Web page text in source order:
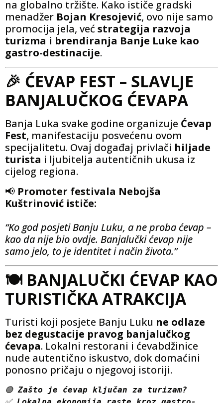
na globalno tržište. Kako ističe gradski
menadžer Bojan Kresojević, ovo nije samo
promocija jela, već strategija razvoja
turizma i brendiranja Banje Luke kao
gastro-destinacije.
🎉 ĆEVAP FEST – SLAVLJE
BANJALUČKOG ĆEVAPA
Banja Luka svake godine organizuje Ćevap
Fest, manifestaciju posvećenu ovom
specijalitetu. Ovaj događaj privlači hiljade
turista i ljubitelja autentičnih ukusa iz
cijelog regiona.
📢 Promoter festivala Nebojša
Kuštrinović ističe:
“Ko god posjeti Banju Luku, a ne proba ćevap –
kao da nije bio ovdje. Banjalučki ćevap nije
samo jelo, to je identitet i način života.”
🍽️ BANJALUČKI ĆEVAP KAO
TURISTIČKA ATRAKCIJA
Turisti koji posjete Banju Luku ne odlaze
bez degustacije pravog banjalučkog
ćevapa. Lokalni restorani i ćevabdžinice
nude autentično iskustvo, dok domaćini
ponosno pričaju o njegovoj istoriji.
🟢 Zašto je ćevap ključan za turizam?